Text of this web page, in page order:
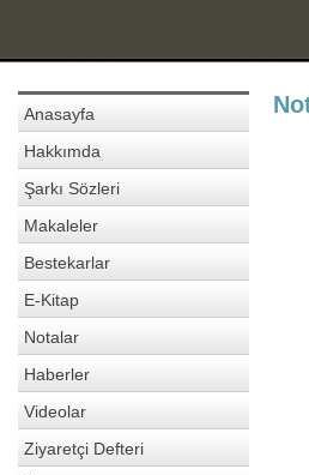
Anasayfa
Hakkımda
Şarkı Sözleri
Makaleler
Bestekarlar
E-Kitap
Notalar
Haberler
Videolar
Ziyaretçi Defteri